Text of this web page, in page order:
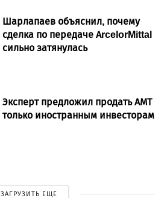
Шарлапаев объяснил, почему
сделка по передаче ArcelorMittal
сильно затянулась
Эксперт предложил продать АМТ
только иностранным инвесторам
ЗАГРУЗИТЬ ЕЩЕ